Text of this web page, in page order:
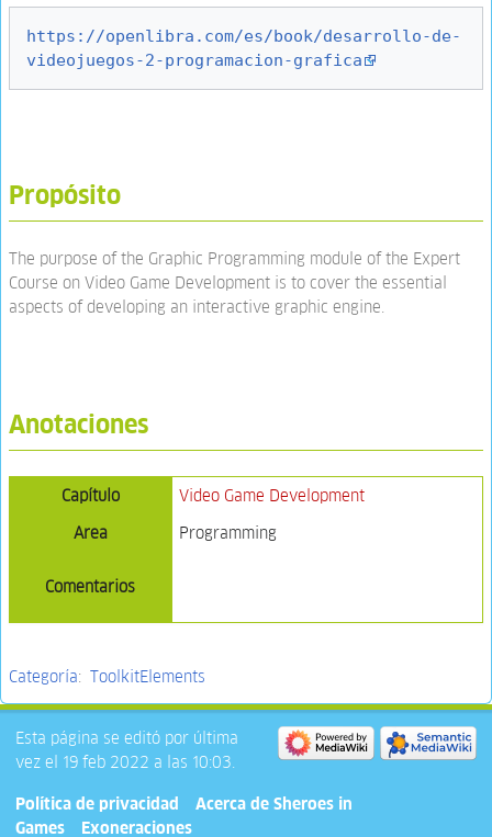
https://openlibra.com/es/book/desarrollo-de-
videojuegos-2-programacion-grafica
Propósito
The purpose of the Graphic Programming module of the Expert
Course on Video Game Development is to cover the essential
aspects of developing an interactive graphic engine.
Anotaciones
Capítulo
Video Game Development
Area
Programming
Comentarios
Categoría: ToolkitElements
Esta página se editó por última
vez el 19 feb 2022 a las 10:03.
Política de privacidad
Acerca de Sheroes in
Games
Exoneraciones